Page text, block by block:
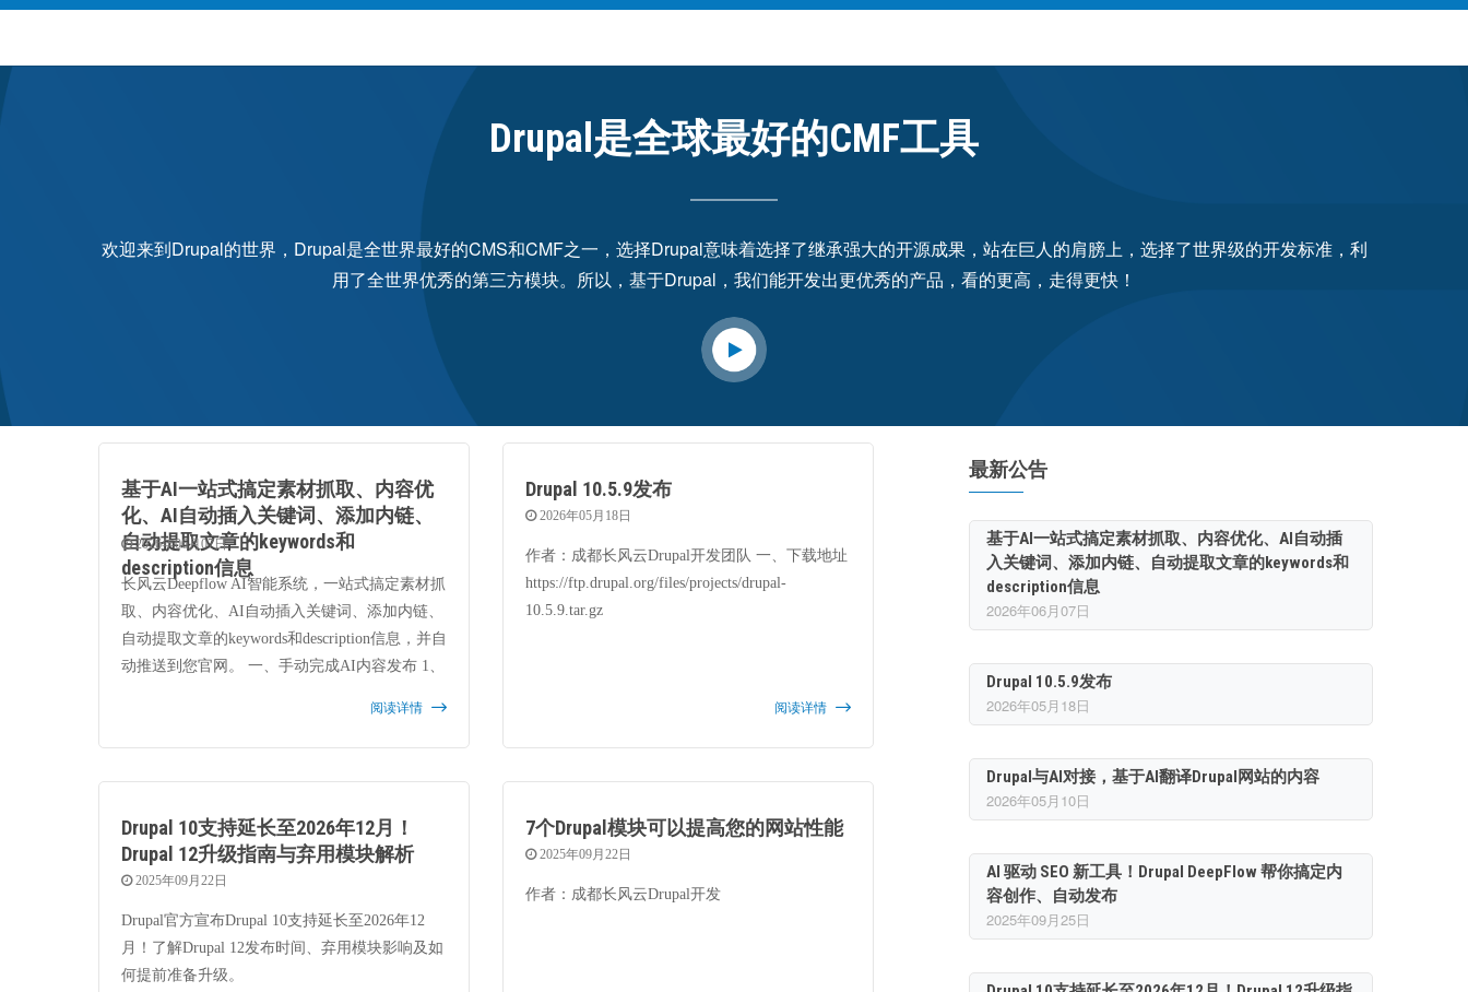
Drupal是全球最好的CMF工具
欢迎来到Drupal的世界，Drupal是全世界最好的CMS和CMF之一，选择Drupal意味着选择了继承强大的开源成果，站在巨人的肩膀上，选择了世界级的开发标准，利
用了全世界优秀的第三方模块。所以，基于Drupal，我们能开发出更优秀的产品，看的更高，走得更快！
基于AI一站式搞定素材抓取、内容优
化、AI自动插入关键词、添加内链、
自动提取文章的keywords和
description信息
2026年06月07日
长风云Deepflow AI智能系统，一站式搞定素材抓
取、内容优化、AI自动插入关键词、添加内链、
自动提取文章的keywords和description信息，并自
动推送到您官网。 一、手动完成AI内容发布 1、
阅读详情
Drupal 10.5.9发布
2026年05月18日
作者：成都长风云Drupal开发团队 一、下载地址
https://ftp.drupal.org/files/projects/drupal-
10.5.9.tar.gz
阅读详情
Drupal 10支持延长至2026年12月！
Drupal 12升级指南与弃用模块解析
2025年09月22日
Drupal官方宣布Drupal 10支持延长至2026年12
月！了解Drupal 12发布时间、弃用模块影响及如
何提前准备升级。
7个Drupal模块可以提高您的网站性能
2025年09月22日
作者：成都长风云Drupal开发
最新公告
基于AI一站式搞定素材抓取、内容优化、AI自动插
入关键词、添加内链、自动提取文章的keywords和
description信息
2026年06月07日
Drupal 10.5.9发布
2026年05月18日
Drupal与AI对接，基于AI翻译Drupal网站的内容
2026年05月10日
AI 驱动 SEO 新工具！Drupal DeepFlow 帮你搞定内
容创作、自动发布
2025年09月25日